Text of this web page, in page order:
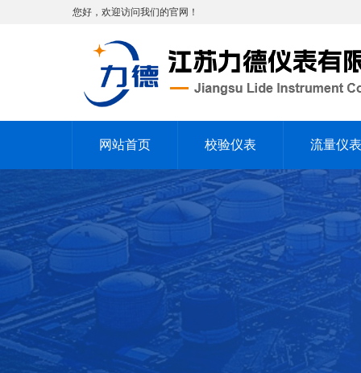
您好，欢迎访问我们的官网！
网站首页 校验仪表 流量仪表